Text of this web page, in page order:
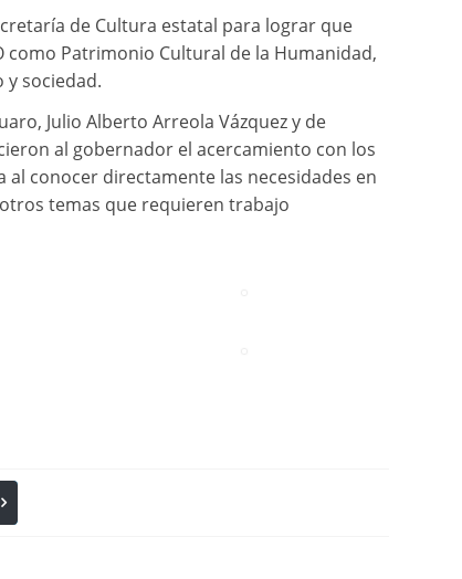
de Cultura estatal para lograr que
como Patrimonio Cultural de la Humanidad,
sociedad.
Julio Alberto Arreola Vázquez y de
al gobernador el acercamiento con los
conocer directamente las necesidades en
temas que requieren trabajo